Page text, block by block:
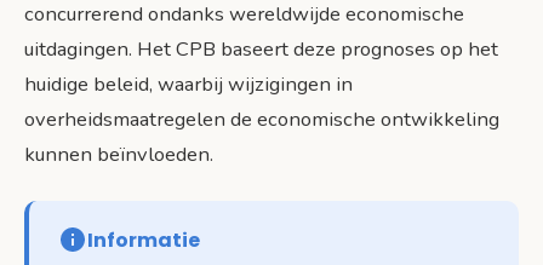
concurrerend ondanks wereldwijde economische
uitdagingen. Het CPB baseert deze prognoses op het
huidige beleid, waarbij wijzigingen in
overheidsmaatregelen de economische ontwikkeling
kunnen beïnvloeden.
Informatie